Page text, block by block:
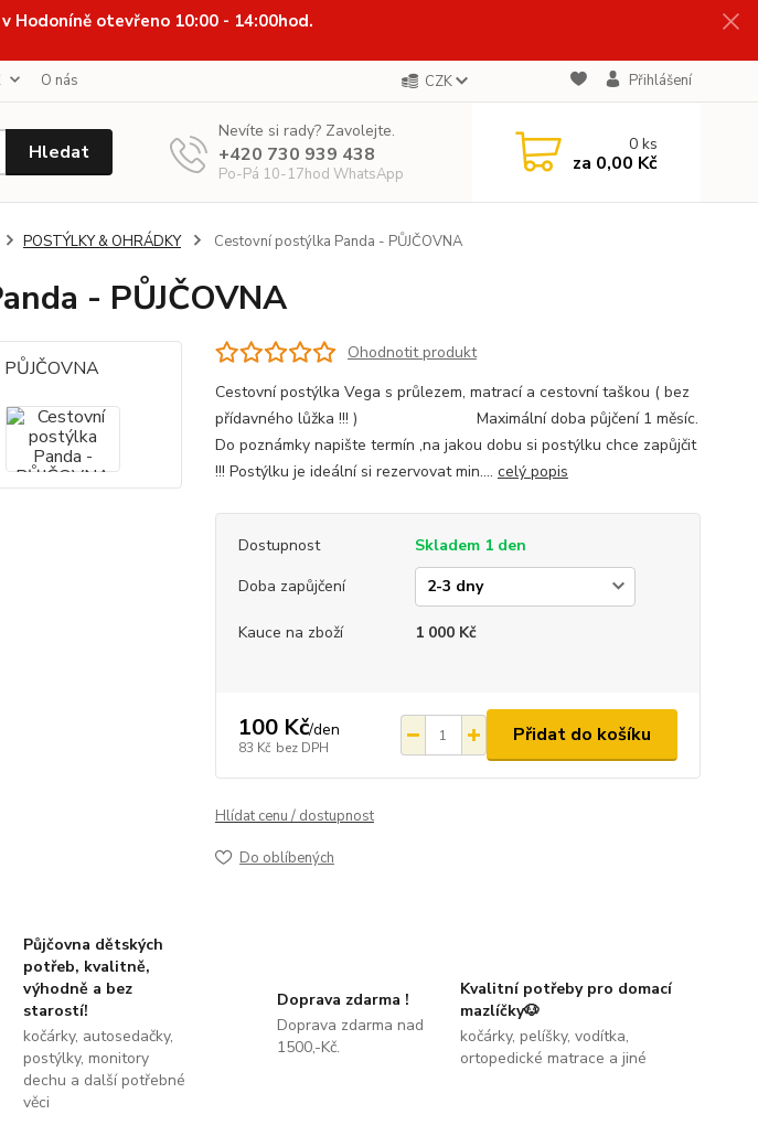
Hodoníně otevřeno 10:00 - 14:00hod.
O nás CZK Přihlášení
Hledat
Nevíte si rady? Zavolejte.
+420 730 939 438
Po-Pá 10-17hod WhatsApp
0ks
za 0,00 Kč
POSTÝLKY & OHRÁDKY Cestovní postýlka Panda - PŮJČOVNA
- PŮJČOVNA
Ohodnotit produkt
Cestovní postýlka Vega s průlezem, matrací a cestovní taškou ( bez
přídavného lůžka !!! ) Maximální doba půjčení 1 měsíc.
Do poznámky napište termín ,na jakou dobu si postýlku chce zapůjčit
!!! Postýlku je ideální si rezervovat min.... celý popis
Dostupnost
Skladem 1 den
Doba zapůjčení
Kauce na zboží 1 000 Kč
100 Kč/den
83 Kč bez DPH
Přidat do košíku
Hlídat cenu / dostupnost
Do oblíbených
Půjčovna dětských
potřeb, kvalitně,
výhodně a bez
starostí!
kočárky, autosedačky,
postýlky, monitory
dechu a další potřebné
věci
Doprava zdarma !
Doprava zdarma nad
1500,-Kč.
Kvalitní potřeby pro domací
mazlíčky🐶
kočárky, pelíšky, vodítka,
ortopedické matrace a jiné